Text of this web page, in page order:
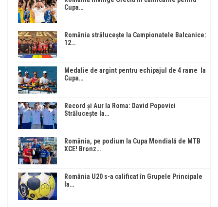
Cupa…
România strălucește la Campionatele Balcanice:
12…
Medalie de argint pentru echipajul de 4 rame la
Cupa…
Record și Aur la Roma: David Popovici
Strălucește la…
România, pe podium la Cupa Mondială de MTB
XCE! Bronz…
România U20 s-a calificat în Grupele Principale
la…